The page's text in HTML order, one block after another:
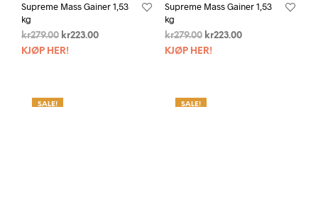
Supreme Mass Gainer 1,53
kg
kr279.00 kr223.00
KJØP HER!
Supreme Mass Gainer 1,53
kg
kr279.00 kr223.00
KJØP HER!
SALE! SALE!